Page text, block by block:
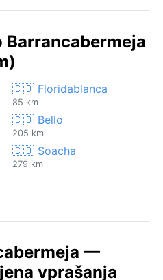
Barrancabermeja
🇨🇴 Floridablanca
85 km
🇨🇴 Bello
205 km
🇨🇴 Soacha
279 km
—
vprašanja